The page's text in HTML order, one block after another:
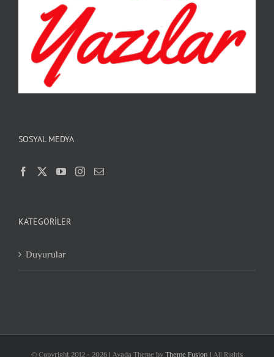
SOSYAL MEDYA
KATEGORILER
Duyurular
© Copyright 2012 - 2026 | Avada Theme by Theme Fusion | All Rights